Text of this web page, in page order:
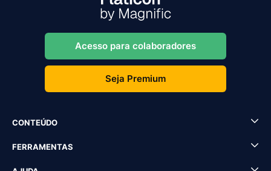
Acesso para colaboradores
Seja Premium
CONTEÚDO
FERRAMENTAS